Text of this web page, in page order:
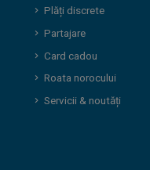
Plăți discrete
Partajare
Card cadou
Roata norocului
Servicii & noutăți